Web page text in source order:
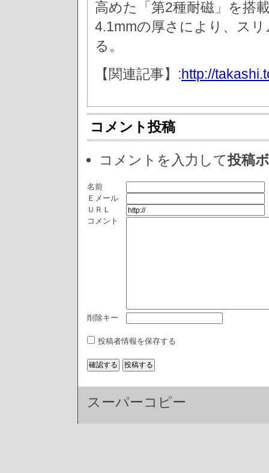
高めた「第2種耐磁」を搭
4.1mmの厚さにより、ス
る。
【関連記事】:http://
コメント投稿
コメントを入力して投稿
名前
Ｅメール
ＵＲＬ
コメント
削除キー
投稿者情報を保存する
スーパーコピー